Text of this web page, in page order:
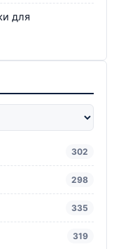
для
302
298
335
319